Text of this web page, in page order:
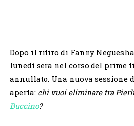
Dopo il ritiro di Fanny
lunedì sera nel corso del prime
annullato. Una nuova sessione
aperta: chi vuoi eliminare tra
Buccino?